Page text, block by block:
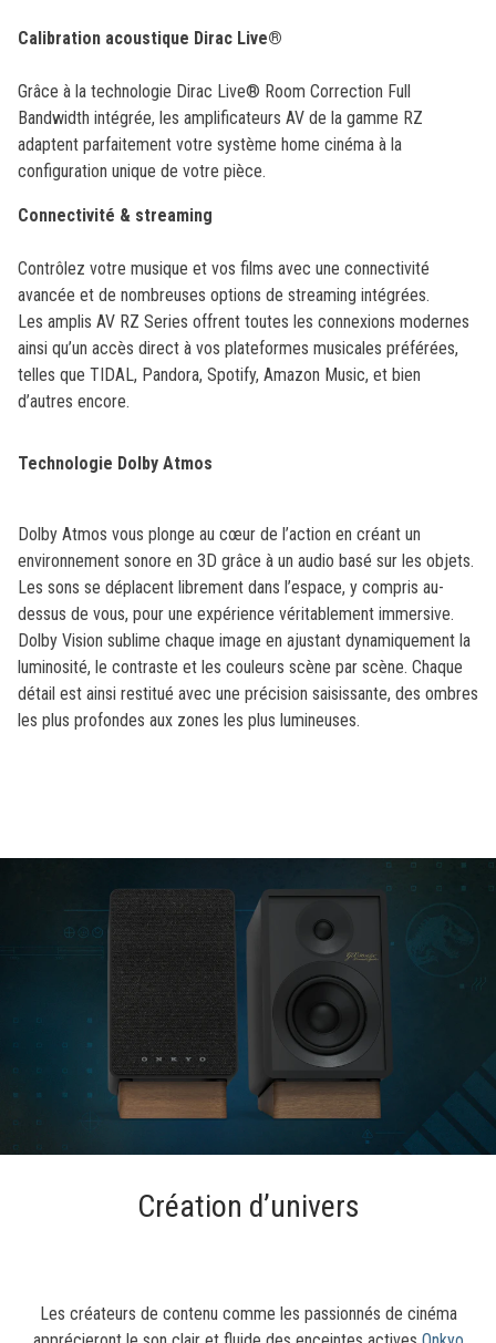
Calibration acoustique Dirac Live®
Grâce à la technologie Dirac Live® Room Correction Full
Bandwidth intégrée, les amplificateurs AV de la gamme RZ
adaptent parfaitement votre système home cinéma à la
configuration unique de votre pièce.
Connectivité & streaming
Contrôlez votre musique et vos films avec une connectivité
avancée et de nombreuses options de streaming intégrées.
Les amplis AV RZ Series offrent toutes les connexions modernes
ainsi qu’un accès direct à vos plateformes musicales préférées,
telles que TIDAL, Pandora, Spotify, Amazon Music, et bien
d’autres encore.
Technologie Dolby Atmos
Dolby Atmos vous plonge au cœur de l’action en créant un
environnement sonore en 3D grâce à un audio basé sur les objets.
Les sons se déplacent librement dans l’espace, y compris au-
dessus de vous, pour une expérience véritablement immersive.
Dolby Vision sublime chaque image en ajustant dynamiquement la
luminosité, le contraste et les couleurs scène par scène. Chaque
détail est ainsi restitué avec une précision saisissante, des ombres
les plus profondes aux zones les plus lumineuses.
Création d’univers
Les créateurs de contenu comme les passionnés de cinéma